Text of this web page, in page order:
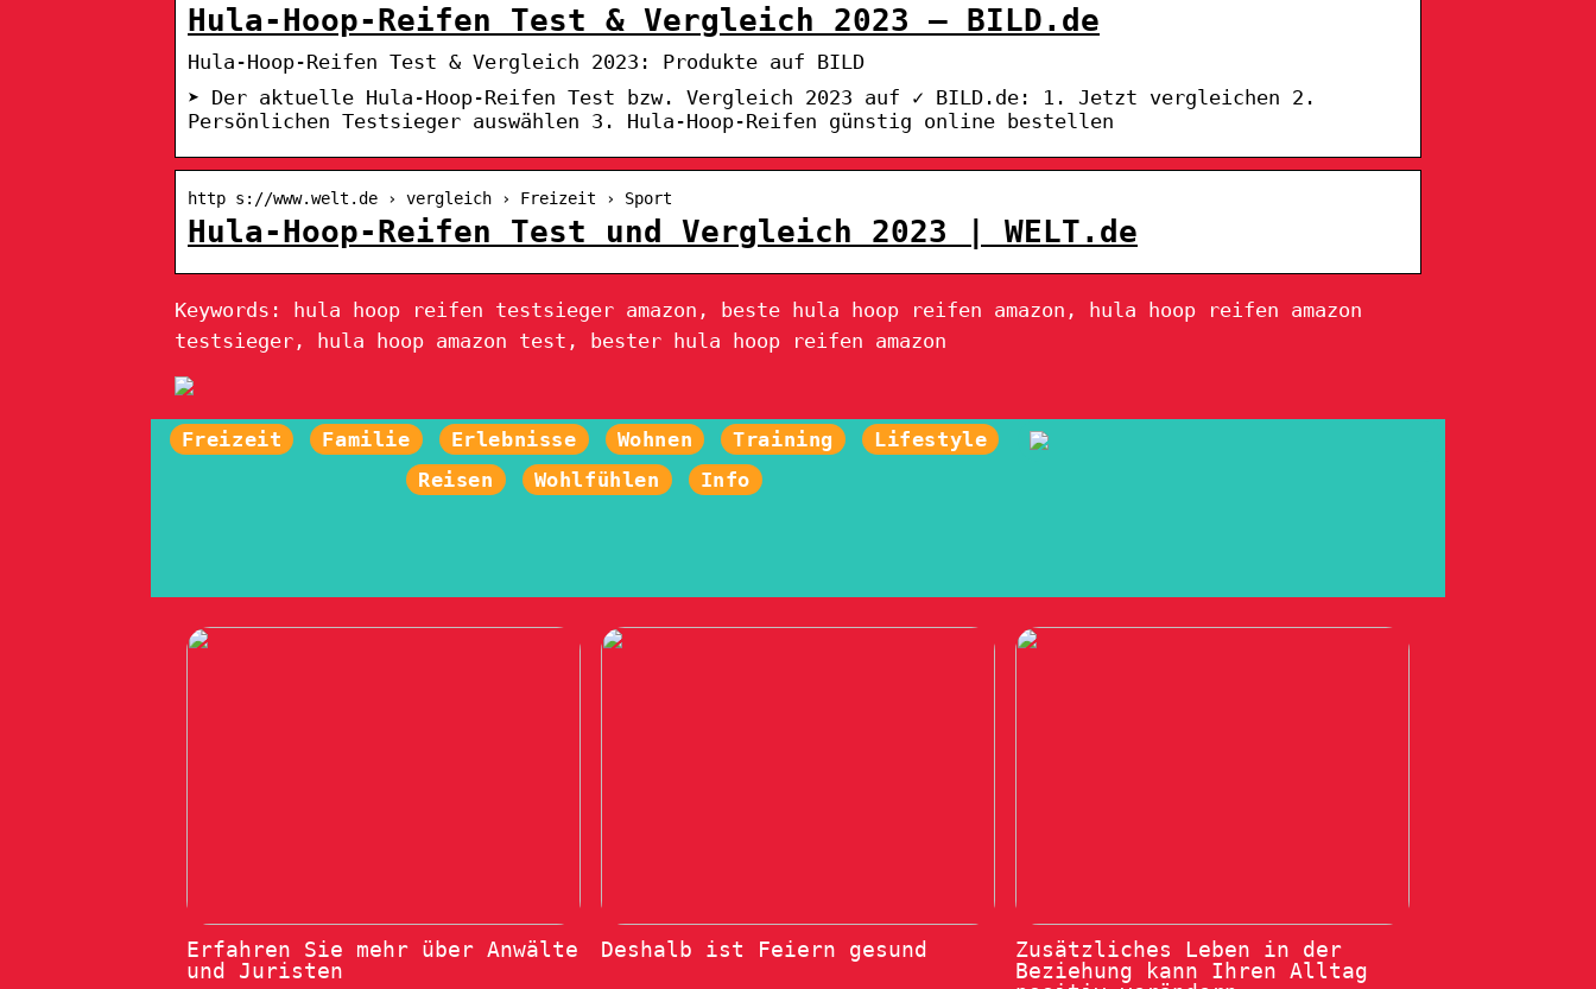
Hula-Hoop-Reifen Test & Vergleich 2023 – BILD.de
Hula-Hoop-Reifen Test & Vergleich 2023: Produkte auf BILD
➤ Der aktuelle Hula-Hoop-Reifen Test bzw. Vergleich 2023 auf ✓ BILD.de: 1. Jetzt vergleichen 2.
Persönlichen Testsieger auswählen 3. Hula-Hoop-Reifen günstig online bestellen
http s://www.welt.de › vergleich › Freizeit › Sport
Hula-Hoop-Reifen Test und Vergleich 2023 | WELT.de
Keywords: hula hoop reifen testsieger amazon, beste hula hoop reifen amazon, hula hoop reifen amazon
testsieger, hula hoop amazon test, bester hula hoop reifen amazon
Freizeit Familie Erlebnisse Wohnen Training
Lifestyle
Reisen
Wohlfühlen Info
Erfahren Sie mehr über Anwälte
und Juristen
Deshalb ist Feiern gesund
Zusätzliches Leben in der
Beziehung kann Ihren Alltag